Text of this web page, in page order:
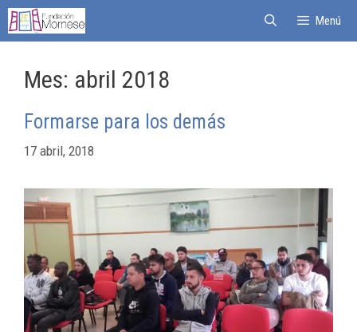
Menú
Mes: abril 2018
Formarse para los demás
17 abril, 2018